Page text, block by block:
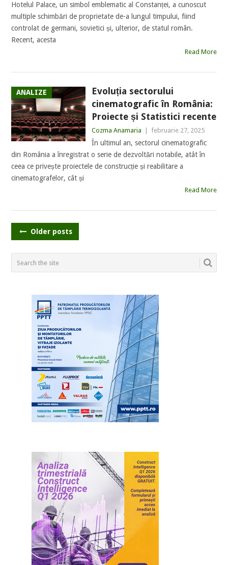
Hotelul Palace, un simbol emblematic al Constanței, a cunoscut
multiple schimbări de proprietate de-a lungul timpului, fiind
controlat de germani, sovietici și, ulterior, de statul român.
Recent, acesta
Read More
ANALIZE
Evoluția sectorului
cinematografic în România:
Proiecte și Statistici recente
Cozma Anamaria februarie 27, 2025
În ultimul an, sectorul cinematografic
din România a înregistrat o serie de dezvoltări notabile, atât în
ceea ce privește proiectele de construcție și reabilitare a
cinematografelor, cât și
Read More
POSTS
Older posts